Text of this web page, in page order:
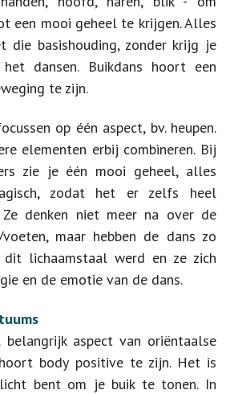
een mooi geheel te krijgen. Alles
basishouding, zonder krijg je
dansen. Buikdans hoort een
te zijn.
op één aspect, bv. heupen.
elementen erbij combineren. Bij
zie je één mooi geheel, alles
zodat het er zelfs heel
denken niet meer na over de
maar hebben de dans zo
lichaamstaal werd en ze zich
en de emotie van de dans.
aspect van oriëntaalse
hoort body positive te zijn. Het is
bent om je buik te tonen. In